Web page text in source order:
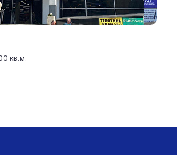
кв.м.